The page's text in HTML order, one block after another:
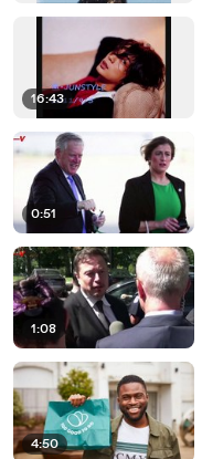
16:43
0:51
1:08
4:50